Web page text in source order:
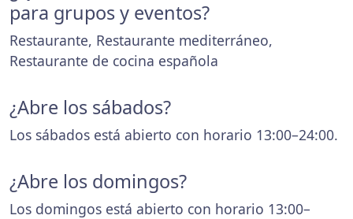
para grupos y eventos?
Restaurante, Restaurante mediterráneo,
Restaurante de cocina española
¿Abre los sábados?
Los sábados está abierto con horario 13:00–24:00.
¿Abre los domingos?
Los domingos está abierto con horario 13:00–